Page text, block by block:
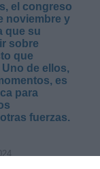
el congreso
noviembre y
que su
sobre
que
de ellos,
es
para
fuerzas.